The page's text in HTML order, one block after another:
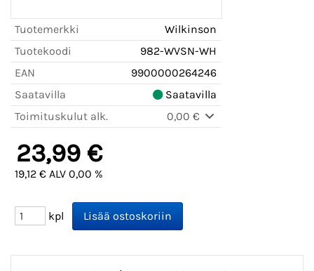
Tuotemerkki
Wilkinson
Tuotekoodi
982-WVSN-WH
EAN
9900000264246
Saatavilla
Saatavilla
Toimituskulut alk.
0,00 €
23,99 €
19,12 € ALV 0,00 %
kpl